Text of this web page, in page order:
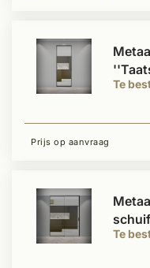
Te
Prijs op aanvraag
Te